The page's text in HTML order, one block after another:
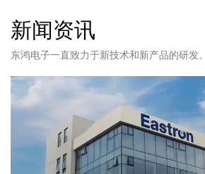
新闻资讯
东鸿电子一直致力于新技术和新产品的研发。